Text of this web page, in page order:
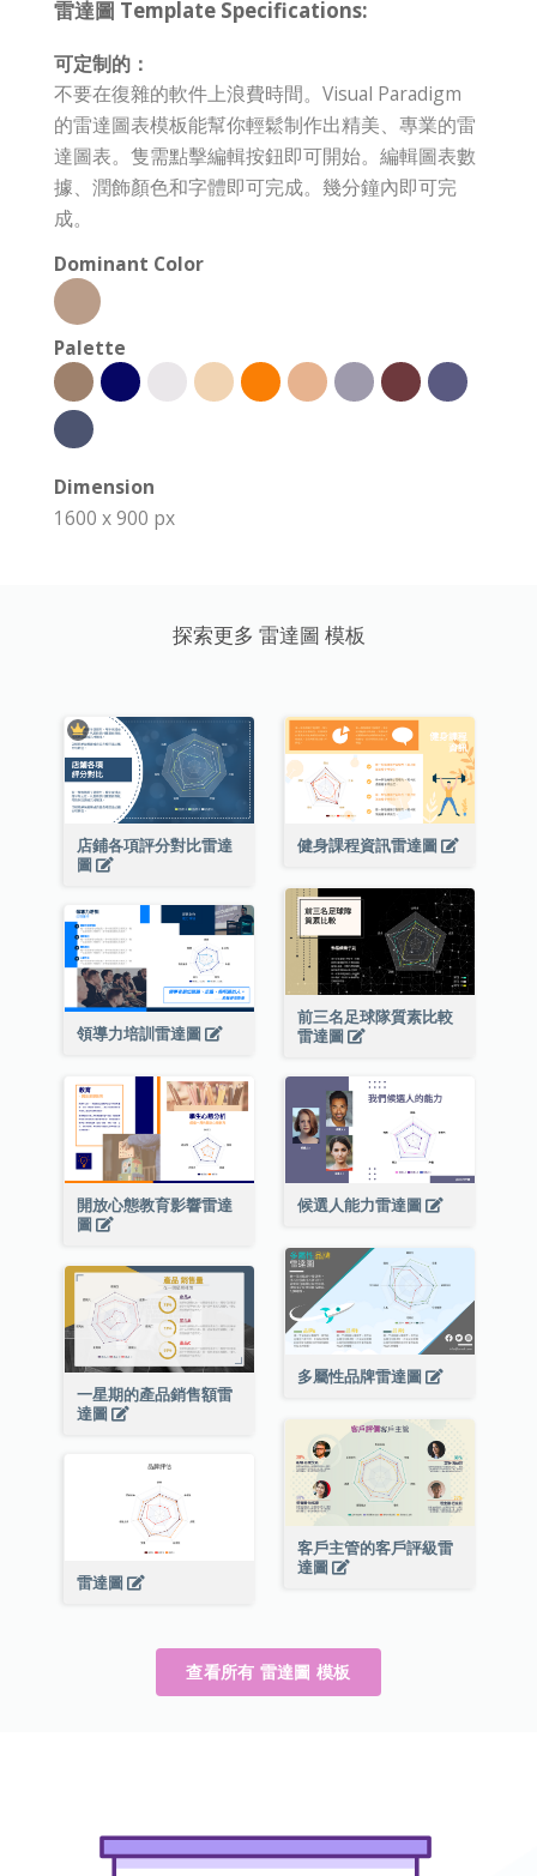
雷達圖 Template Specifications:
可定制的：
不要在復雜的軟件上浪費時間。Visual Paradigm
的雷達圖表模板能幫你輕鬆制作出精美、專業的雷
達圖表。隻需點擊編輯按鈕即可開始。編輯圖表數
據、潤飾顏色和字體即可完成。幾分鐘內即可完
成。
Dominant Color
Palette
Dimension
1600 x 900 px
探索更多 雷達圖 模板
店鋪各項評分對比雷達
圖
健身課程資訊雷達圖
前三名足球隊質素比較
雷達圖
領導力培訓雷達圖
開放心態教育影響雷達
圖
候選人能力雷達圖
多屬性品牌雷達圖
一星期的產品銷售額雷
達圖
客戶主管的客戶評級雷
達圖
雷達圖
查看所有 雷達圖 模板